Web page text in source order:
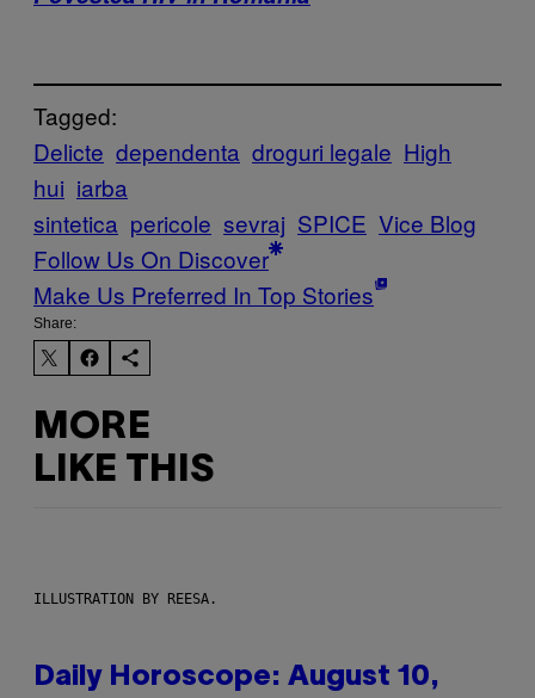
Tagged:
Delicte dependenta droguri legale High
hui iarba
sintetica pericole sevraj SPICE Vice Blog
Follow Us On Discover
Make Us Preferred In Top Stories
Share:
MORE
LIKE THIS
ILLUSTRATION BY REESA.
Daily Horoscope: August 10,